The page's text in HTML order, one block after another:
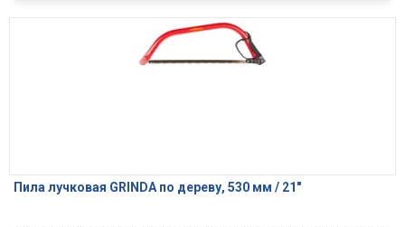
Пила лучковая GRINDA по дереву, 530 мм / 21"